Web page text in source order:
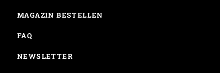
MAGAZIN BESTELLEN
FAQ
NEWSLETTER